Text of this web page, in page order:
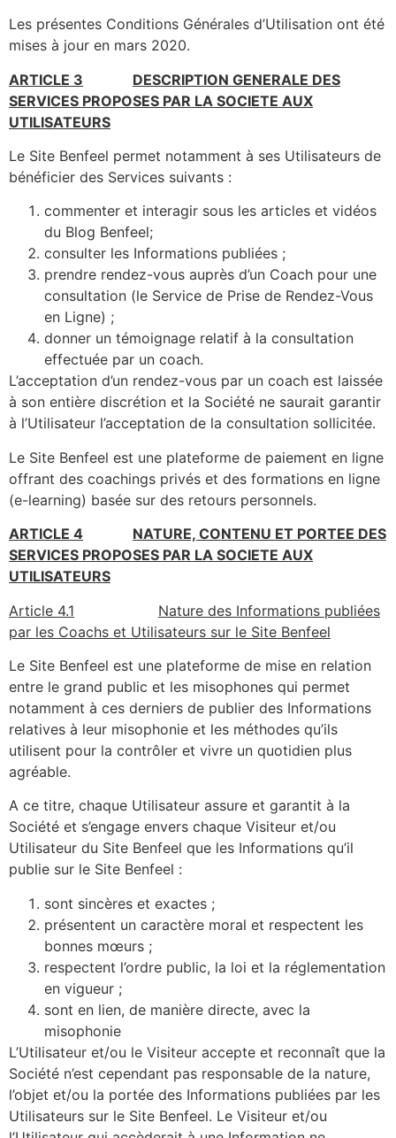
Les présentes Conditions Générales d’Utilisation ont été
mises à jour en mars 2020.
ARTICLE 3
DESCRIPTION GENERALE DES
SERVICES PROPOSES PAR LA SOCIETE AUX
UTILISATEURS
Le Site Benfeel permet notamment à ses Utilisateurs de
bénéficier des Services suivants :
commenter et interagir sous les articles et vidéos
du Blog Benfeel;
consulter les Informations publiées ;
prendre rendez-vous auprès d’un Coach pour une
consultation (le Service de Prise de Rendez-Vous
en Ligne) ;
donner un témoignage relatif à la consultation
effectuée par un coach.
L’acceptation d’un rendez-vous par un coach est laissée
à son entière discrétion et la Société ne saurait garantir
à l’Utilisateur l’acceptation de la consultation sollicitée.
Le Site Benfeel est une plateforme de paiement en ligne
offrant des coachings privés et des formations en ligne
(e-learning) basée sur des retours personnels.
ARTICLE 4
NATURE, CONTENU ET PORTEE DES
SERVICES PROPOSES PAR LA SOCIETE AUX
UTILISATEURS
Article 4.1
Nature des Informations publiées
par les Coachs et Utilisateurs sur le Site Benfeel
Le Site Benfeel est une plateforme de mise en relation
entre le grand public et les misophones qui permet
notamment à ces derniers de publier des Informations
relatives à leur misophonie et les méthodes qu’ils
utilisent pour la contrôler et vivre un quotidien plus
agréable.
A ce titre, chaque Utilisateur assure et garantit à la
Société et s’engage envers chaque Visiteur et/ou
Utilisateur du Site Benfeel que les Informations qu’il
publie sur le Site Benfeel :
sont sincères et exactes ;
présentent un caractère moral et respectent les
bonnes mœurs ;
respectent l’ordre public, la loi et la réglementation
en vigueur ;
sont en lien, de manière directe, avec la
misophonie
L’Utilisateur et/ou le Visiteur accepte et reconnaît que la
Société n’est cependant pas responsable de la nature,
l’objet et/ou la portée des Informations publiées par les
Utilisateurs sur le Site Benfeel. Le Visiteur et/ou